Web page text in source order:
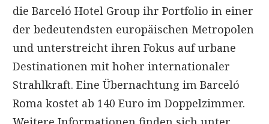
die Barceló Hotel Group ihr Portfolio in einer
der bedeutendsten europäischen Metropolen
und unterstreicht ihren Fokus auf urbane
Destinationen mit hoher internationaler
Strahlkraft. Eine Übernachtung im Barceló
Roma kostet ab 140 Euro im Doppelzimmer.